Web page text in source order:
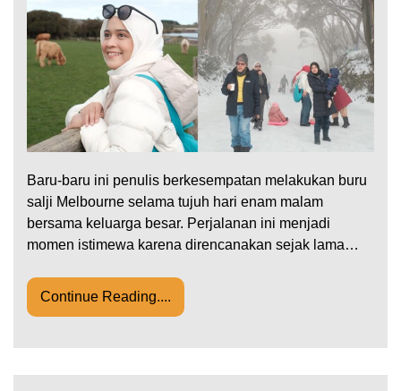
Baru-baru ini penulis berkesempatan melakukan buru
salji Melbourne selama tujuh hari enam malam
bersama keluarga besar. Perjalanan ini menjadi
momen istimewa karena direncanakan sejak lama…
Continue Reading....